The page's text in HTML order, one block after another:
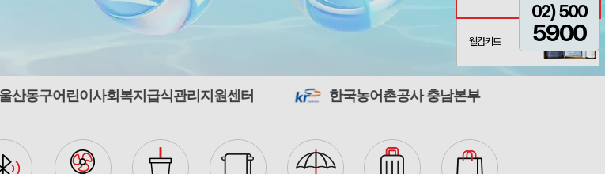
02) 500
5900
웰컴키트
회복지급식관리지원센터 한국농어촌공사 충남본부 시흥도시공사
서정은 산출완료
08-07
노OO 1200 이성원 산출완료 08-07
이OO 1 입체형떡메모_(도자기레인보우) 김현민 접수중 08-08